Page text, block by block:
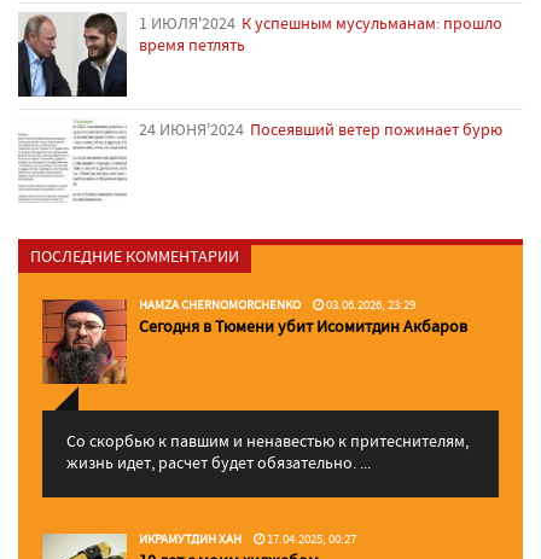
1 ИЮЛЯ'2024 К успешным мусульманам: прошло
время петлять
24 ИЮНЯ'2024 Посеявший ветер пожинает бурю
ПОСЛЕДНИЕ КОММЕНТАРИИ
HAMZA CHERNOMORCHENKO 03.06.2026, 23:29
Сегодня в Тюмени убит Исомитдин Акбаров
Со скорбью к павшим и ненавестью к притеснителям,
жизнь идет, расчет будет обязательно. ...
ИКРАМУТДИН ХАН 17.04.2025, 00:27